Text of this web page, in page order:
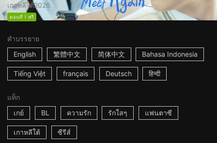
เกาหลีใต้2026
ตอนที่ 1 ฟรี
คำบรรยาย
English
繁體中文 简体中文 Bahasa Indonesia
Tiếng Việt français Deutsch हिन्दी
แท็ก
เกย์
BL ความรัก รักใสๆ แฟนตาซี
เกาหลีใต้ ซีรีส์